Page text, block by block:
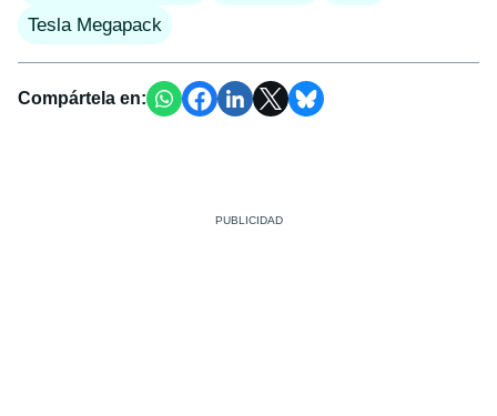
Tesla Megapack
Compártela en: